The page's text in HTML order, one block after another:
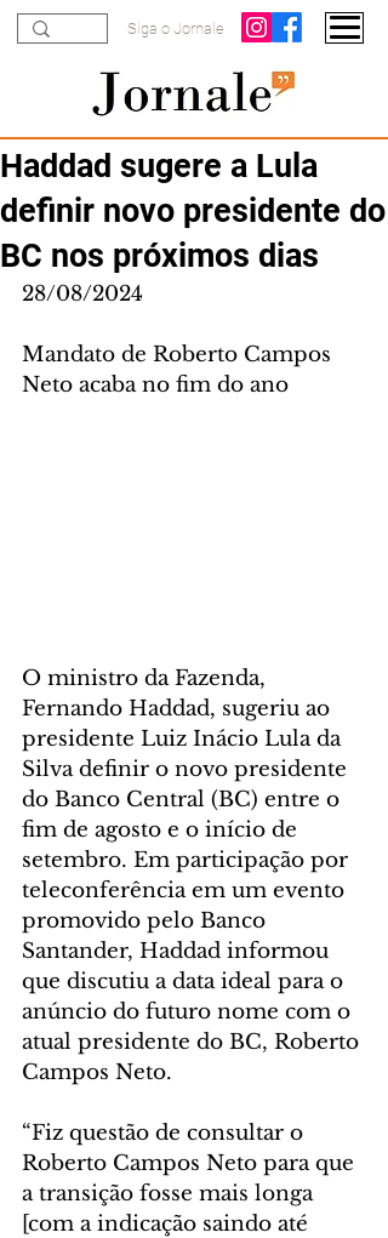
Siga o Jornale
Haddad sugere a Lula
definir novo presidente do
BC nos próximos dias
28/08/2024
Mandato de Roberto Campos
Neto acaba no fim do ano
O ministro da Fazenda,
Fernando Haddad, sugeriu ao
presidente Luiz Inácio Lula da
Silva definir o novo presidente
do Banco Central (BC) entre o
fim de agosto e o início de
setembro. Em participação por
teleconferência em um evento
promovido pelo Banco
Santander, Haddad informou
que discutiu a data ideal para o
anúncio do futuro nome com o
atual presidente do BC, Roberto
Campos Neto.
“Fiz questão de consultar o
Roberto Campos Neto para que
a transição fosse mais longa
[com a indicação saindo até